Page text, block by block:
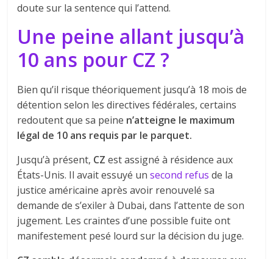
doute sur la sentence qui l’attend.
Une peine allant jusqu’à
10 ans pour CZ ?
Bien qu’il risque théoriquement jusqu’à 18 mois de
détention selon les directives fédérales, certains
redoutent que sa peine n’atteigne le maximum
légal de 10 ans requis par le parquet.
Jusqu’à présent, CZ est assigné à résidence aux
États-Unis. Il avait essuyé unsecond refus de la
justice américaine après avoir renouvelé sa
demande de s’exiler à Dubai, dans l’attente de son
jugement. Les craintes d’une possible fuite ont
manifestement pesé lourd sur la décision du juge.